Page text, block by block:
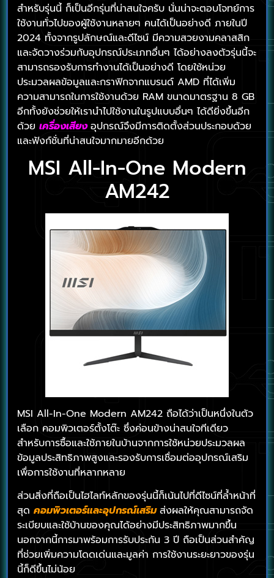
สำหรับรุ่นนี้ ก็เป็นอีกรุ่นที่น่าสนใจครับ นั่นน่าจะตอบโจทย์การ
ใช้งานทั่วไปของผู้ใช้งานหลายๆ คนได้เป็นอย่างดี ภายในปี
2024 ทั้งจากรูปลักษณ์และดีไซน์ มีความสวยงามคลาสสิก
และจัดวางร่วมกับอุปกรณ์ประเภทอื่นๆ ได้อย่างลงตัวรุ่นนี้จะ
สามารถรองรับการทำงานได้เป็นอย่างดี โดยใช้หน่วย
ประมวลผลข้อมูลและกราฟิกจากแบรนด์ AMD ที่ได้เพิ่ม
ความสามารถในการใช้งานด้วย RAM ขนาดมาตรฐาน 8 GB
อีกทั้งยังช่วยให้เรานำไปใช้งานในรูปแบบอื่นๆ ได้ดียิ่งขึ้นอีก
ด้วย เครื่องเสียงอุปกรณ์จึงมีการติดตั้งส่วนประกอบด้วย
และฟังก์ชั่นที่น่าสนใจมากมายอีกด้วย
MSI All-In-One Modern
AM242
MSI All-In-One Modern AM242 ถือได้ว่าเป็นหนึ่งในตัว
เลือก คอมพิวเตอร์ตั้งโต๊ะ ซึ่งค่อนข้างน่าสนใจทีเดียว
สำหรับการซื้อและใช้ภายในบ้านจากการใช้หน่วยประมวลผล
ข้อมูลประสิทธิภาพสูงและรองรับการเชื่อมต่ออุปกรณ์เสริม
เพื่อการใช้งานที่หลากหลาย
ส่วนสิ่งที่ถือเป็นไฮไลท์หลักของรุ่นนี้ก็เน้นไปที่ดีไซน์ที่ล้ำหน้าที่
สุด คอมพิวเตอร์และอุปกรณ์เสริมส่งผลให้คุณสามารถจัด
ระเบียบและใช้บ้านของคุณได้อย่างมีประสิทธิภาพมากขึ้น
นอกจากนี้การมาพร้อมการรับประกัน 3 ปี ถือเป็นส่วนสำคัญ
ที่ช่วยเพิ่มความโดดเด่นและมูลค่า การใช้งานระยะยาวของรุ่น
นี้ก็ดีขึ้นไม่น้อย